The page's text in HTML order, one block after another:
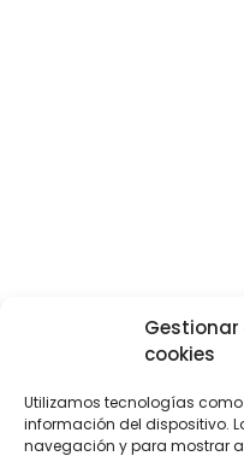
cookies
Utilizamos tecnologías
información del dispositivo.
navegación y para mostrar